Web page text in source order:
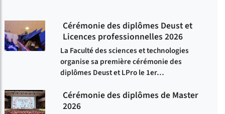
Cérémonie des diplômes Deust et
Licences professionnelles 2026
La Faculté des sciences et technologies
organise sa première cérémonie des
diplômes Deust et LPro le 1er…
Cérémonie des diplômes de Master
2026